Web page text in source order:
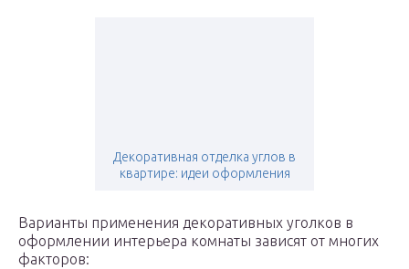
Декоративная отделка углов в
квартире: идеи оформления
Варианты применения декоративных уголков в
оформлении интерьера комнаты зависят от многих
факторов: